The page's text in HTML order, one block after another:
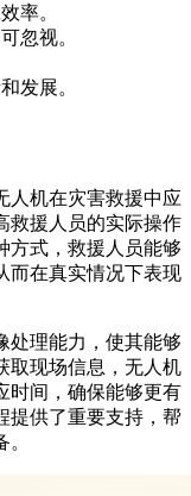
率。
忽视。
发展。
人机在灾害救援中应
救援人员的实际操作
方式，救援人员能够
而在真实情况下表现
处理能力，使其能够
取现场信息，无人机
时间，确保能够更有
提供了重要支持，帮